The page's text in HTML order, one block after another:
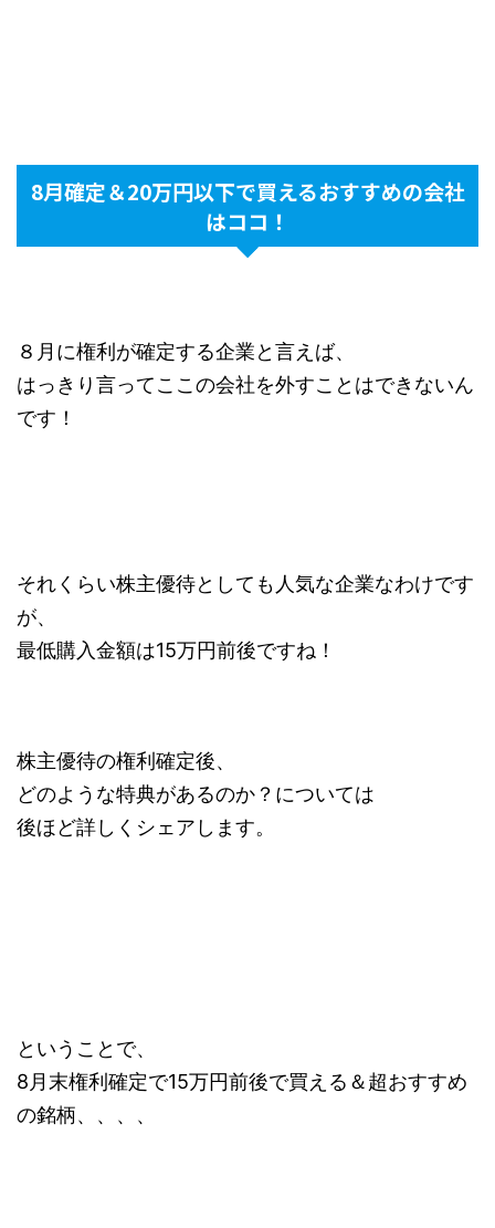
8月確定＆20万円以下で買えるおすすめの会社
はココ！
８月に権利が確定する企業と言えば、
はっきり言ってここの会社を外すことはできないん
です！
それくらい株主優待としても人気な企業なわけです
が、
最低購入金額は15万円前後ですね！
株主優待の権利確定後、
どのような特典があるのか？については
後ほど詳しくシェアします。
ということで、
8月末権利確定で15万円前後で買える＆超おすすめ
の銘柄、、、、